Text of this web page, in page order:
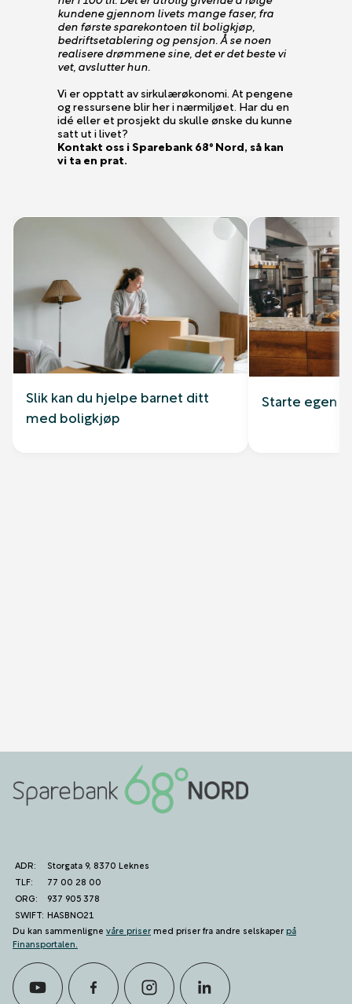
kundene gjennom livets mange faser, fra
den første sparekontoen til boligkjøp,
bedriftsetablering og pensjon. Å se noen
realisere drømmene sine, det er det beste vi
vet, avslutter hun.
Vi er opptatt av sirkulærøkonomi. At pengene
og ressursene blir her i nærmiljøet. Har du en
idé eller et prosjekt du skulle ønske du kunne
satt ut i livet?
Kontakt oss i Sparebank 68° Nord, så kan
vi ta en prat.
Slik kan du hjelpe barnet ditt
med boligkjøp
Starte egen
ADR:
Storgata 9, 8370 Leknes
TLF:
77 00 28 00
ORG:
937 905 378
SWIFT: HASBNO21
Du kan sammenligne våre prisermed priser fra andre selskaperpå
Finansportalen